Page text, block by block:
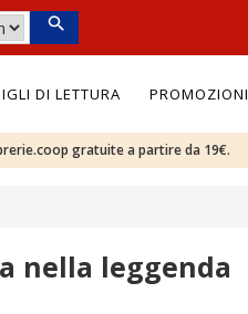
DI LETTURA PROMOZIONI
gratuite a partire da 19€.
nella leggenda